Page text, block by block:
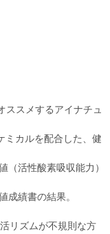
ススメするアイナチュ
ミカルを配合した、健
（活性酸素吸収能力）
成績書の結果。
リズムが不規則な方